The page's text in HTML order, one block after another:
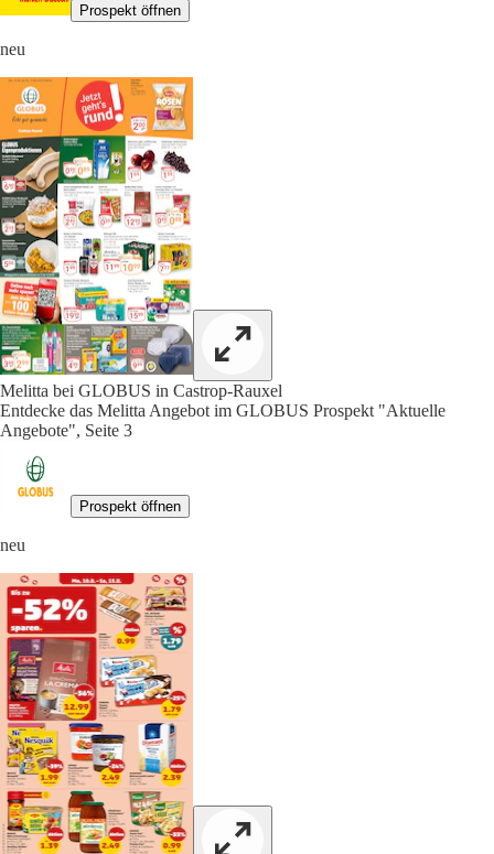
Prospekt öffnen
neu
Melitta bei GLOBUS in Castrop-Rauxel
Entdecke das Melitta Angebot im GLOBUS Prospekt "Aktuelle
Angebote", Seite 3
Prospekt öffnen
neu